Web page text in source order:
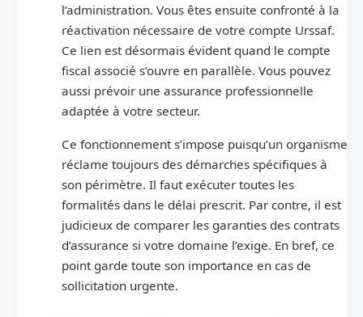
l’administration. Vous êtes ensuite confronté à la
réactivation nécessaire de votre compte Urssaf.
Ce lien est désormais évident quand le compte
fiscal associé s’ouvre en parallèle. Vous pouvez
aussi prévoir une assurance professionnelle
adaptée à votre secteur.
Ce fonctionnement s’impose puisqu’un organisme
réclame toujours des démarches spécifiques à
son périmètre. Il faut exécuter toutes les
formalités dans le délai prescrit. Par contre, il est
judicieux de comparer les garanties des contrats
d’assurance si votre domaine l’exige. En bref, ce
point garde toute son importance en cas de
sollicitation urgente.